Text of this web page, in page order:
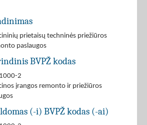
prietaisų techninės priežiūros
paslaugos
BVPŽ kodas
2
įrangos remonto ir priežiūros
(-i) BVPŽ kodas (-ai)